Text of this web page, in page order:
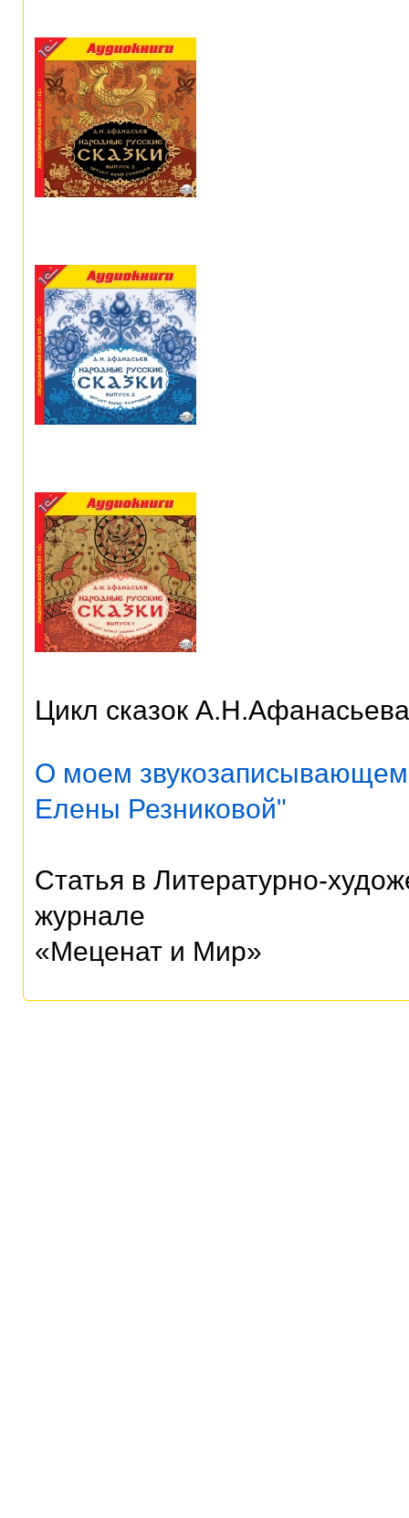
Цикл сказок А.Н.Афанасьева
О моем звукозаписывающем
Елены Резниковой"
Статья в Литературно-
журнале
«Меценат и Мир»